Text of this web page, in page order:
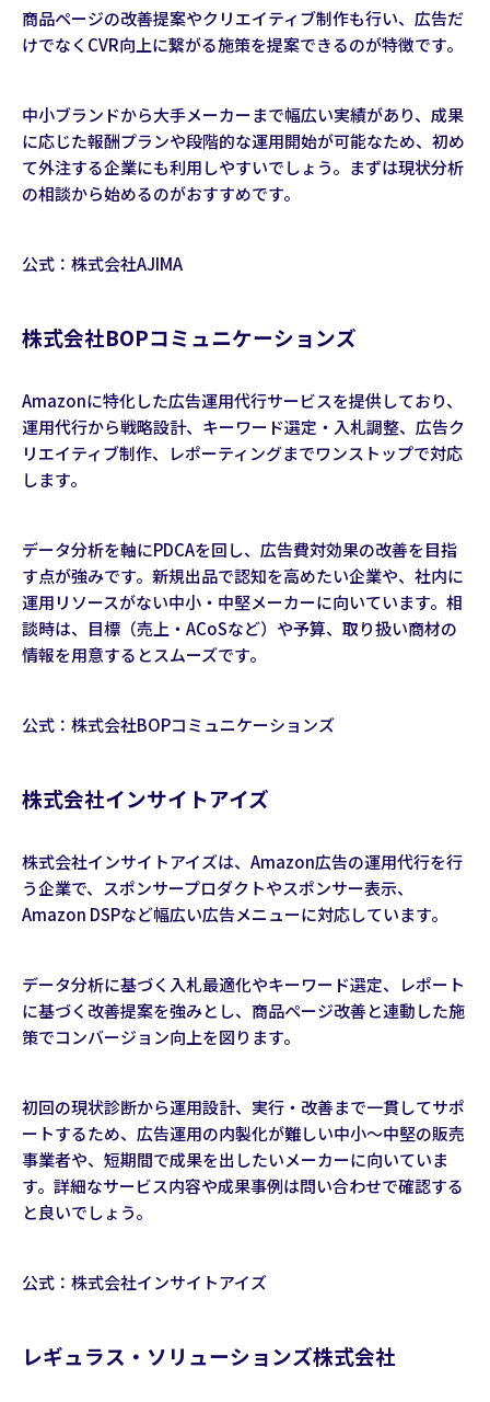
商品ページの改善提案やクリエイティブ制作も行い、広告だ
けでなくCVR向上に繋がる施策を提案できるのが特徴です。
中小ブランドから大手メーカーまで幅広い実績があり、成果
に応じた報酬プランや段階的な運用開始が可能なため、初め
て外注する企業にも利用しやすいでしょう。まずは現状分析
の相談から始めるのがおすすめです。
公式： 株式会社AJIMA
株式会社BOPコミュニケーションズ
Amazonに特化した広告運用代行サービスを提供しており、
運用代行から戦略設計、キーワード選定・入札調整、広告ク
リエイティブ制作、レポーティングまでワンストップで対応
します。
データ分析を軸にPDCAを回し、広告費対効果の改善を目指
す点が強みです。新規出品で認知を高めたい企業や、社内に
運用リソースがない中小・中堅メーカーに向いています。相
談時は、目標（売上・ACoSなど）や予算、取り扱い商材の
情報を用意するとスムーズです。
公式： 株式会社BOPコミュニケーションズ
株式会社インサイトアイズ
株式会社インサイトアイズは、Amazon広告の運用代行を行
う企業で、スポンサープロダクトやスポンサー表示、
Amazon DSPなど幅広い広告メニューに対応しています。
データ分析に基づく入札最適化やキーワード選定、レポート
に基づく改善提案を強みとし、商品ページ改善と連動した施
策でコンバージョン向上を図ります。
初回の現状診断から運用設計、実行・改善まで一貫してサポ
ートするため、広告運用の内製化が難しい中小〜中堅の販売
事業者や、短期間で成果を出したいメーカーに向いていま
す。詳細なサービス内容や成果事例は問い合わせで確認する
と良いでしょう。
公式： 株式会社インサイトアイズ
レギュラス・ソリューションズ株式会社